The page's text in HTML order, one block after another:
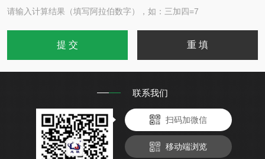
请输入计算结果（填写阿拉伯数字），如：三加四=7
联系我们
扫码加微信
移动端浏览